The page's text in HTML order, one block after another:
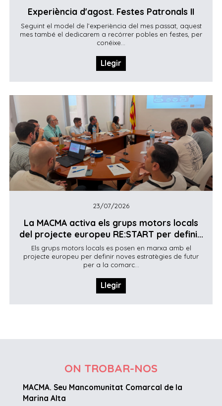
Experiència d'agost. Festes Patronals II
Seguint el model de l’experiència del mes passat, aquest
mes també el dedicarem a recórrer pobles en festes, per
conéixe...
Llegir
23/07/2026
La MACMA activa els grups motors locals
del projecte europeu RE:START per defini...
Els grups motors locals es posen en marxa amb el
projecte europeu per definir noves estratègies de futur
per a la comarc...
Llegir
ON TROBAR-NOS
MACMA. Seu Mancomunitat Comarcal de la
Marina Alta